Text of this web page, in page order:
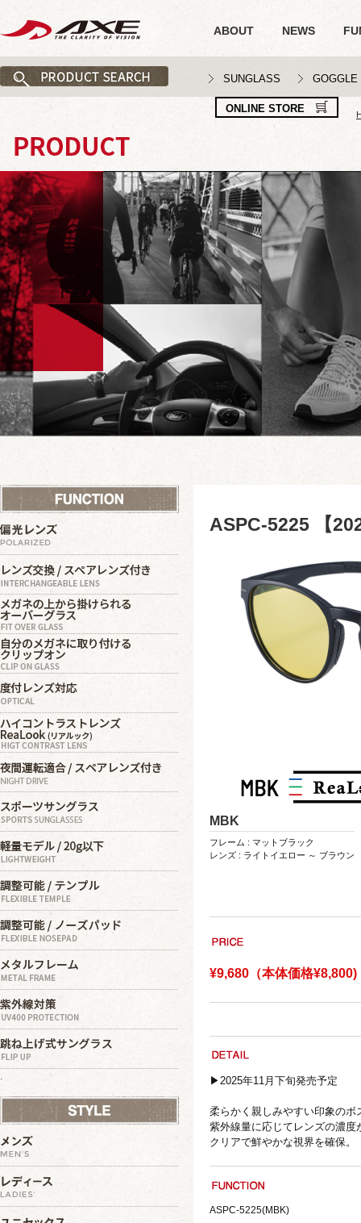
ABOUT NEWS
SUNGLASS GOGGLE
ONLINE STORE
.
ASPC-5225 【
MBK
フレーム : マットブラック
レンズ : ライトイエロー ～ ブラウン
¥9,680（本体価格¥8,800)
▶2025年11月下旬発売予定
柔らかく親しみやすい印象のボ
紫外線量に応じてレンズの濃
クリアで鮮やかな視界を確保。
ASPC-5225(MBK)